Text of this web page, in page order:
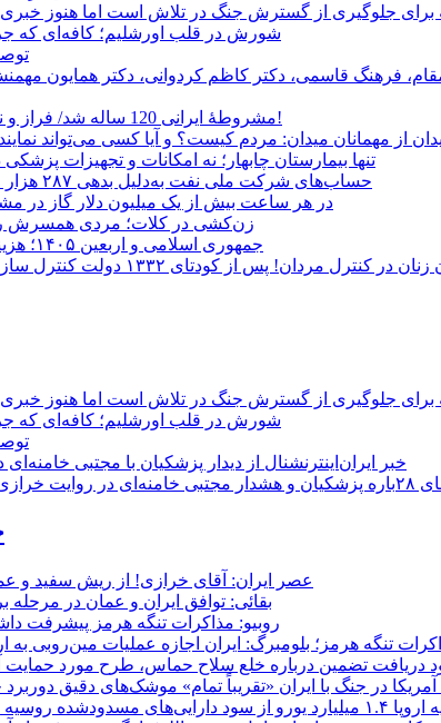
جلوگیری از گسترش جنگ در تلاش است اما هنوز
شورش در قلب اورشلیم؛ کافه‌ای که
مقام، فرهنگ قاسمی، دکتر کاظم کردوانی، دکتر همایون
مشروطۀ ایرانی 120 ساله شد/ فراز و نشیب آری، شکست اما نه!
مهمانان میدان: مردم کیست؟ و آیا کسی می‌تواند نماینده ۹۰ میلیون ایرانی
تنها بیمارستان چابهار؛ نه امکانات و تجهیزات
حساب‌های شرکت ملی نفت به‌دلیل بدهی ۲۸۷ هزار میلیارد تومانی مسدود شد
در هر ساعت بیش از یک میلیون دلار گاز در
زن‌کشی در کلات؛ مردی همسرش
جمهوری اسلامی و اربعین ۱۴۰۵؛ هزینه هنگفت و دستاورد اندک
جلوگیری از گسترش جنگ در تلاش است اما هنوز
شورش در قلب اورشلیم؛ کافه‌ای که
خبر ایران‌اینترنشنال از دیدار پزشکیان با مجتبی
تکذیب کرد
عصر ایران: آقای خرازی! از ریش سفید و
بقائی: توافق ایران و عمان در
روبیو: مذاکرات تنگه هرمز پیشرفت
تنگه هرمز؛ بلومبرگ: ایران اجازه عملیات مین‌روبی به
دریافت تضمین درباره خلع سلاح حماس، طرح مورد حمایت
آمریکا در جنگ با ایران «تقریباً تمام» موشک‌های دقیق
مسدودشده روسیه را به اوکراین ‏اختصاص داد